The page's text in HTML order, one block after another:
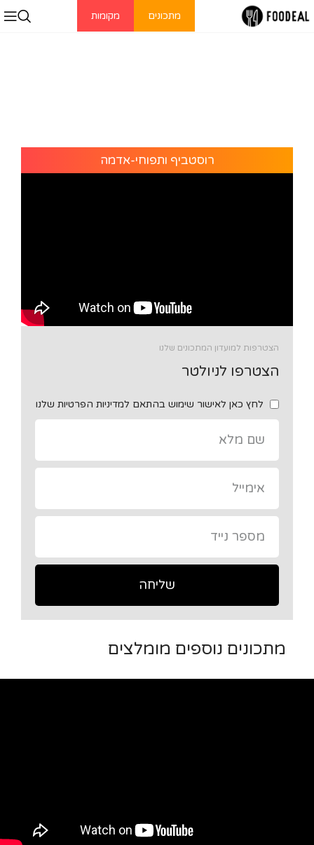
מתכונים מקומות
רוסטביף ותפוחי-אדמה
הצטרפות למועדון המתכונים שלנו
הצטרפו לניולטר
לחץ כאן לאישור שימוש בהתאם למדיניות הפרטיות שלנו
שליחה
מתכונים נוספים מומלצים